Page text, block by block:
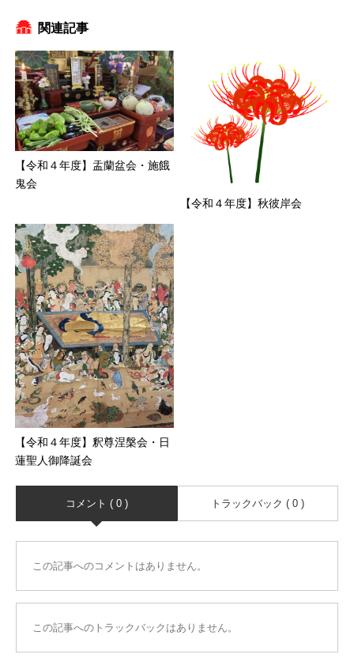
関連記事
【令和４年度】盂蘭盆会・施餓
鬼会
【令和４年度】秋彼岸会
【令和４年度】釈尊涅槃会・日
蓮聖人御降誕会
コメント ( 0 ) トラックバック ( 0 )
この記事へのコメントはありません。
この記事へのトラックバックはありません。